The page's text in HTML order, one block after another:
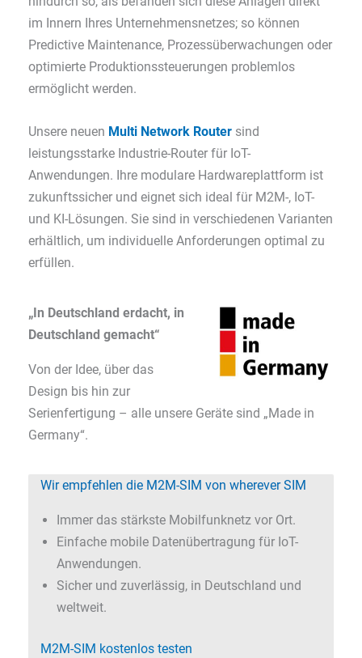
im Innern Ihres Unternehmensnetzes; so können
Predictive Maintenance, Prozessüberwachungen oder
optimierte Produktionssteuerungen problemlos
ermöglicht werden.
Unsere neuen Multi Network Router sind
leistungsstarke Industrie-Router für IoT-
Anwendungen. Ihre modulare Hardwareplattform ist
zukunftssicher und eignet sich ideal für M2M-, IoT-
und KI-Lösungen. Sie sind in verschiedenen Varianten
erhältlich, um individuelle Anforderungen optimal zu
erfüllen.
„In Deutschland erdacht, in
Deutschland gemacht“
Von der Idee, über das
Design bis hin zur
Serienfertigung – alle unsere Geräte sind „Made in
Germany“.
Wir empfehlen die M2M-SIM von wherever SIM
Immer das stärkste Mobilfunknetz vor Ort.
Einfache mobile Daten­übertragung für IoT-
Anwendungen.
Sicher und zuverlässig, in Deutschland und
weltweit.
M2M-SIM kostenlos testen